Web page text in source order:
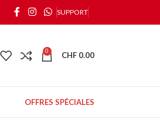
SUPPORT
0 CHF 0.00
OFFRES SPÉCIALES